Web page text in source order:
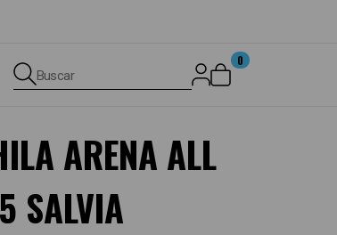
Buscar
0
ARENA ALL
SALVIA